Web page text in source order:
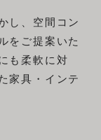
し、空間コン
をご提案いた
も柔軟に対
家具・インテ